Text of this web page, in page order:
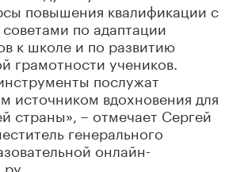
повышения квалификации с
по адаптации
к школе и по развитию
грамотности учеников.
послужат
источником вдохновения для
страны», – отмечает Сергей
генерального
онлайн-